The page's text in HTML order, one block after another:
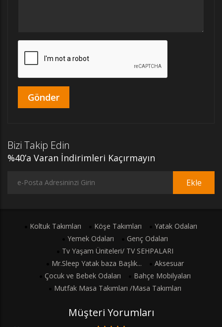
Bizi Takip Edin
%40’a Varan İndirimleri Kaçırmayın
Ekle
Koltuk Takımları Köşe Takımları
Yatak Odaları
Yemek Odaları
Genç Odaları
Tv Yaşam Üniteleri/ TV SEHPALARI
Mr.Sleep Yatak baza Başlık...
Aksesuar
Çocuk ve Bebek Odaları
Bahçe Mobilyaları
Mutfak Masa Takımları /Masa Takımları
Müşteri Yorumları